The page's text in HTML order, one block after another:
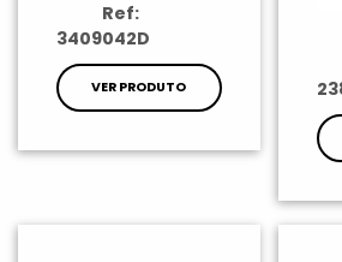
Ref:
3409042D
VER PRODUTO